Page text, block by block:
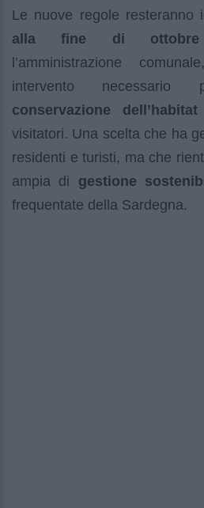
Le nuove regole resteranno
alla fine di ottobre
l’amministrazione
intervento
conservazione dell’habitat
visitatori. Una scelta che ha
residenti e turisti, ma che
ampia di gestione
frequentate della Sardegna.